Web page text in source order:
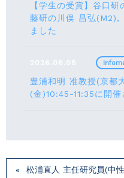
【学生の受賞】谷口
藤研の川俣 昌弘
ました
2026.06.08
豊浦和明 准教授(京都
(⾦)10:45-11:35に開催
松浦直人 主任研究員(中